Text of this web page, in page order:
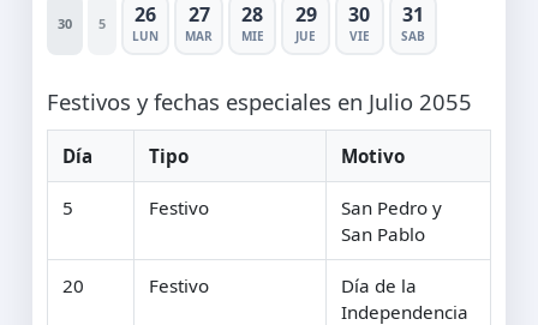
30 5 26
LUN
27
MAR
28
MIE
29
JUE
30
VIE
31
SAB
Festivos y fechas especiales en Julio 2055
Día Tipo Motivo
5 Festivo
San Pedro y
San Pablo
20 Festivo
Día de la
Independencia